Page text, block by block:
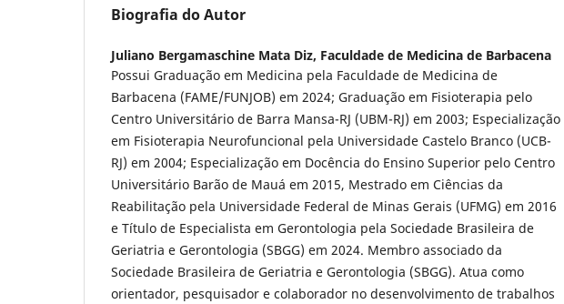
Biografia do Autor
Juliano Bergamaschine Mata Diz, Faculdade de Medicina de Barbacena
Possui Graduação em Medicina pela Faculdade de Medicina de
Barbacena (FAME/FUNJOB) em 2024; Graduação em Fisioterapia pelo
Centro Universitário de Barra Mansa-RJ (UBM-RJ) em 2003; Especialização
em Fisioterapia Neurofuncional pela Universidade Castelo Branco (UCB-
RJ) em 2004; Especialização em Docência do Ensino Superior pelo Centro
Universitário Barão de Mauá em 2015, Mestrado em Ciências da
Reabilitação pela Universidade Federal de Minas Gerais (UFMG) em 2016
e Título de Especialista em Gerontologia pela Sociedade Brasileira de
Geriatria e Gerontologia (SBGG) em 2024. Membro associado da
Sociedade Brasileira de Geriatria e Gerontologia (SBGG). Atua como
orientador, pesquisador e colaborador no desenvolvimento de trabalhos